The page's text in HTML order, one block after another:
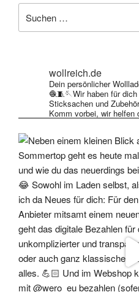
nach:
wollreich.de
Dein persönlicher
🧶🧵🪡Wir haben für
Sticksachen und
Komm vorbei, wir helfen